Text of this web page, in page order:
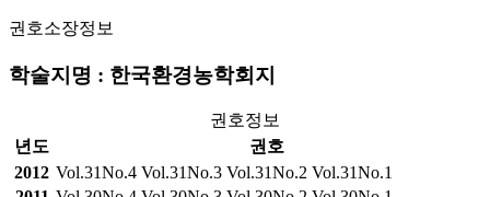
권호소장정보
학술지명 : 한국환경농학회지
권호정보
년도
권호
2012 Vol.31No.4 Vol.31No.3 Vol.31No.2 Vol.31No.1